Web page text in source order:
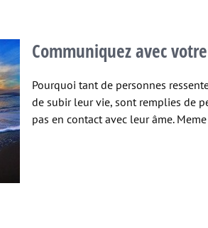
Communiquez avec
Pourquoi tant de personnes
de subir leur vie, sont remplies de
pas en contact avec leur âme.